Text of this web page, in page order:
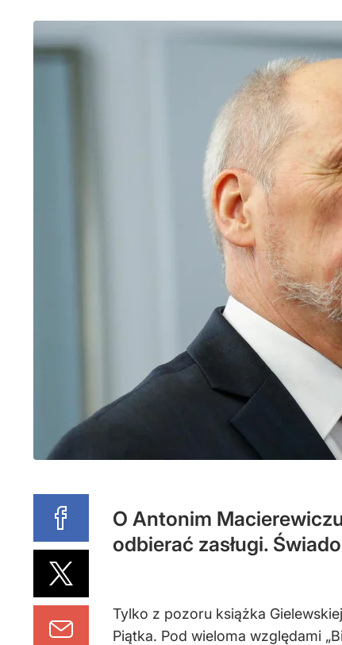
O Antonim
odbierać zasługi.
Tylko z pozoru książka
Piątka. Pod wieloma względami